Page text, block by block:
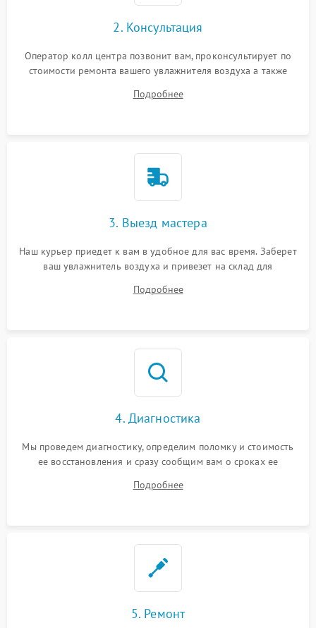
2. Консультация
Оператор колл центра позвонит вам, проконсультирует по
стоимости ремонта вашего увлажнителя воздуха а также
Подробнее
3. Выезд мастера
Наш курьер приедет к вам в удобное для вас время. Заберет
ваш увлажнитель воздуха и привезет на склад для
Подробнее
4. Диагностика
Мы проведем диагностику, определим поломку и стоимость
ее восстановления и сразу сообщим вам о сроках ее
Подробнее
5. Ремонт